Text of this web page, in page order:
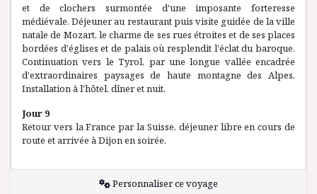
et de clochers surmontée d'une imposante forteresse
médiévale. Déjeuner au restaurant puis visite guidée de la ville
natale de Mozart, le charme de ses rues étroites et de ses places
bordées d'églises et de palais où resplendit l'éclat du baroque.
Continuation vers le Tyrol, par une longue vallée encadrée
d'extraordinaires paysages de haute montagne des Alpes.
Installation à l'hôtel, dîner et nuit.
Jour 9
Retour vers la France par la Suisse, déjeuner libre en cours de
route et arrivée à Dijon en soirée.
Personnaliser ce voyage